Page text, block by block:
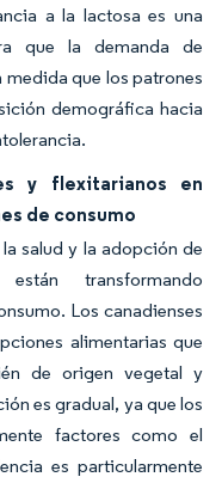
a la lactosa es una
que la demanda de
que los patrones
demográfica hacia
y flexitarianos en
de consumo
salud y la adopción de
transformando
Los canadienses
alimentarias que
de origen vegetal y
es gradual, ya que los
factores como el
es particularmente